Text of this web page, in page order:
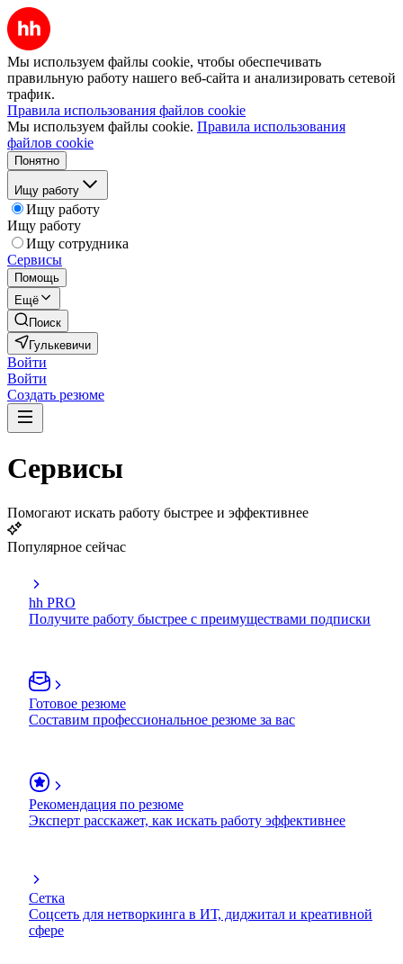
Мы используем файлы cookie, чтобы обеспечивать
правильную работу нашего веб-сайта и анализировать сетевой
трафик.
Правила использования файлов cookie
Мы используем файлы cookie. Правила использования
файлов cookie
Понятно
Ищу работу
Ищу работу
Ищу работу
Ищу сотрудника
Сервисы
Помощь
Ещё
Поиск
Гулькевичи
Войти
Войти
Создать резюме
Сервисы
Помогают искать работу быстрее и эффективнее
Популярное сейчас
hh PRO
Получите работу быстрее с преимуществами подписки
Готовое резюме
Составим профессиональное резюме за вас
Рекомендация по резюме
Эксперт расскажет, как искать работу эффективнее
Сетка
Соцсеть для нетворкинга в ИТ, диджитал и креативной
сфере